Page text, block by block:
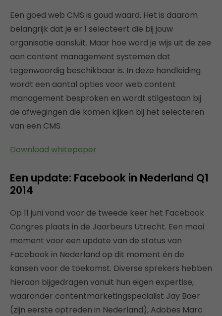
Een goed web CMS is goud waard. Het is daarom
belangrijk dat je er 1 selecteert die bij jouw
organisatie aansluit. Maar hoe word je wijs uit de zee
aan content management systemen dat
tegenwoordig beschikbaar is. In deze handleiding
wordt een aantal opties voor web content
management besproken en wordt stilgestaan bij
de afwegingen die komen kijken bij het selecteren
van een CMS.
Download whitepaper
Een update: Facebook in Nederland Q1
2014
Op 11 juni vond voor de tweede keer het Facebook
Congres plaats in de Jaarbeurs Utrecht. Een mooi
moment voor een update van de status van
Facebook in Nederland op dit moment én de
kansen voor de toekomst. Diverse sprekers hebben
hieraan bijgedragen vanuit hun eigen expertise,
waaronder contentmarketingspecialist Jay Baer
(zijn eerste optreden in Nederland), Adobes Marc